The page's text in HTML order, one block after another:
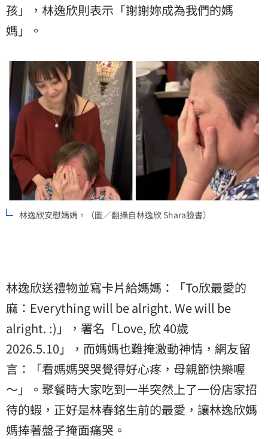
孩」，林逸欣則表示「謝謝妳成為我們的媽
媽」。
林逸欣安慰媽媽。（圖／翻攝自林逸欣 Shara臉書）
林逸欣送禮物並寫卡片給媽媽：「To欣最愛的
麻：Everything will be alright. We will be
alright. :)」，署名「Love, 欣 40歲
2026.5.10」，而媽媽也難掩激動神情，網友留
言：「看媽媽哭哭覺得好心疼，母親節快樂喔
～」。聚餐時大家吃到一半突然上了一份店家招
待的蝦，正好是林春銘生前的最愛，讓林逸欣媽
媽捧著盤子掩面痛哭。